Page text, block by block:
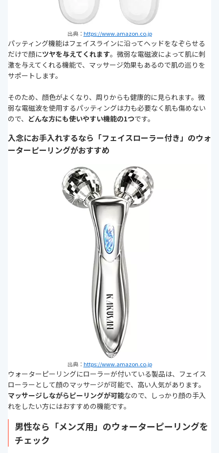
出典： https://www.amazon.co.jp
パッティング機能はフェイスラインに沿ってヘッドをなぞらせる
だけで顔にツヤを与えてくれます。微弱な電磁波によって肌に刺
激を与えてくれる機能で、マッサージ効果もあるので肌の巡りを
サポートします。
そのため、顔色がよくなり、周りからも健康的に見られます。微
弱な電磁波を使用するパッティングは力も必要なく肌も傷めない
ので、 どんな方にも使いやすい機能の1つです。
入念にお手入れするなら「フェイスローラー付き」のウォ
ーターピーリングがおすすめ
出典： https://www.amazon.co.jp
ウォーターピーリングにローラーが付いている製品は、フェイス
ローラーとして顔のマッサージが可能で、高い人気があります。
マッサージしながらピーリングが可能なので、しっかり顔の手入
れをしたい方にはおすすめの機能です。
男性なら「メンズ用」のウォーターピーリングを
チェック